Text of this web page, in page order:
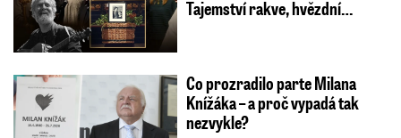
Tajemství rakve, hvězdní…
Co prozradilo parte Milana
Knížáka – a proč vypadá tak
nezvykle?